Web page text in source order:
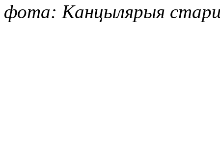
фота: Канцылярыя